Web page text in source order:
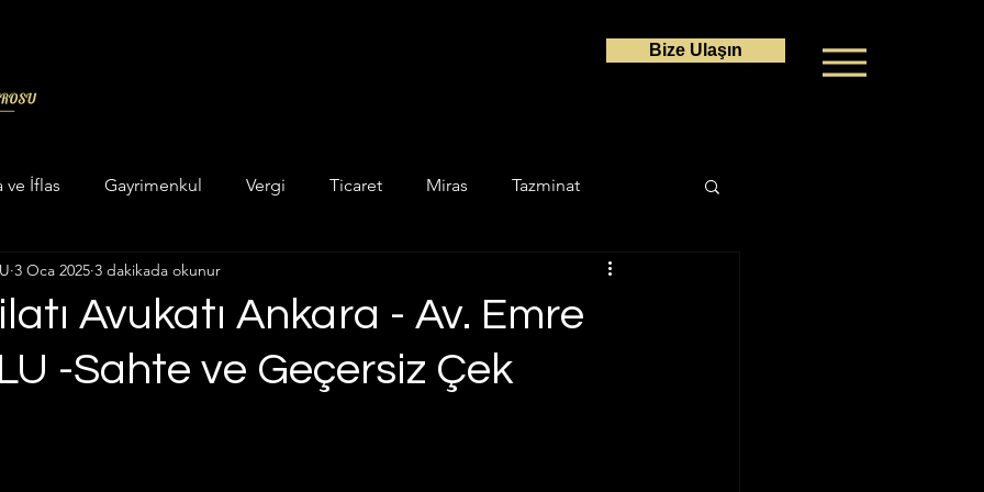
Bize Ulaşın
ve İflas Gayrimenkul Vergi Ticaret Miras Tazminat
categorizar Unkategorisiert
Enerji Maden Hukuku Hesaplama Programları
Avukatı Ankara - Av. Emre
-Sahte ve Geçersiz Çek
3 Oca 2025 3 dakikada okunur